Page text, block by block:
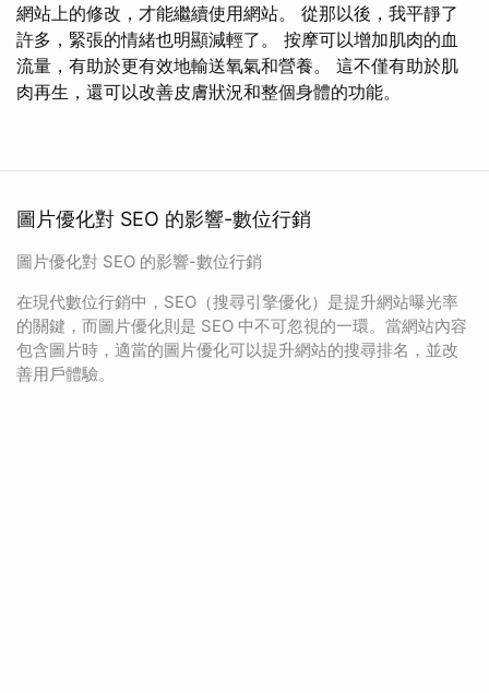
網站上的修改，才能繼續使用網站。 從那以後，我平靜了
許多，緊張的情緒也明顯減輕了。 按摩可以增加肌肉的血
流量，有助於更有效地輸送氧氣和營養。 這不僅有助於肌
肉再生，還可以改善皮膚狀況和整個身體的功能。
圖片優化對 SEO 的影響-數位行銷
圖片優化對 SEO 的影響-數位行銷
在現代數位行銷中，SEO（搜尋引擎優化）是提升網站曝光率
的關鍵，而圖片優化則是 SEO 中不可忽視的一環。當網站內容
包含圖片時，適當的圖片優化可以提升網站的搜尋排名，並改
善用戶體驗。